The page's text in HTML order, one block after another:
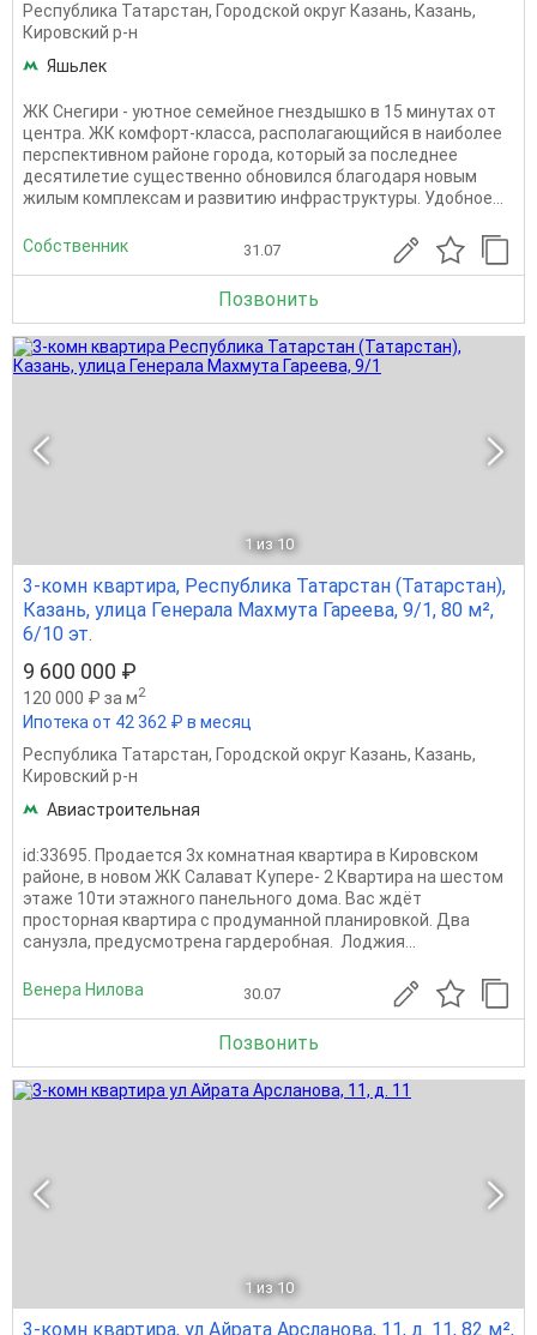
Республика Татарстан, Городской округ Казань, Казань,
Кировский р-н
Яшьлек
ЖК Снегири - уютное семейное гнездышко в 15 минутах от
центра. ЖК комфорт-класса, располагающийся в наиболее
перспективном районе города, который за последнее
десятилетие существенно обновился благодаря новым
жилым комплексам и развитию инфраструктуры. Удобное...
Собственник 31.07
Позвонить
1 из 10
3-комн квартира, Республика Татарстан (Татарстан),
Казань, улица Генерала Махмута Гареева, 9/1, 80 м²,
6/10 эт.
9 600 000 ₽
120 000 ₽ за м2
Ипотека от 42 362 ₽ в месяц
Республика Татарстан, Городской округ Казань, Казань,
Кировский р-н
Авиастроительная
id:33695. Продается 3х комнатная квартира в Кировском
районе, в новом ЖК Салават Купере- 2 Квартира на шестом
этаже 10ти этажного панельного дома. Вас ждёт
просторная квартира с продуманной планировкой. Два
санузла, предусмотрена гардеробная. Лоджия...
Венера Нилова 30.07
Позвонить
1 из 10
3-комн квартира, ул Айрата Арсланова, 11, д. 11, 82 м²,